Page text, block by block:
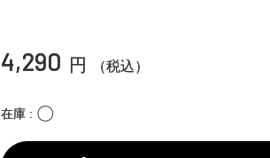
4,290 円 （税込）
在庫 〇